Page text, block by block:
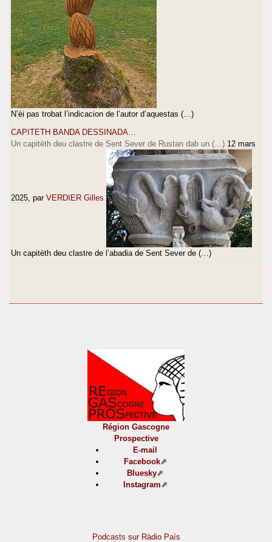
N’èi pas trobat l’indicacion de l’autor d’aquestas (…)
CAPITETH BANDA DESSINADA…
Un capitèth deu clastre de Sent Sever de Rustan dab un (…) 12 mars
2025 , par VERDIER Gilles
Un capitèth deu clastre de l’abadia de Sent Sever de (…)
Région Gascogne
Prospective
E-mail
Facebook
Bluesky
Instagram
Podcasts sur Ràdio País